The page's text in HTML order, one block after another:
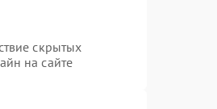
скрытых
на сайте